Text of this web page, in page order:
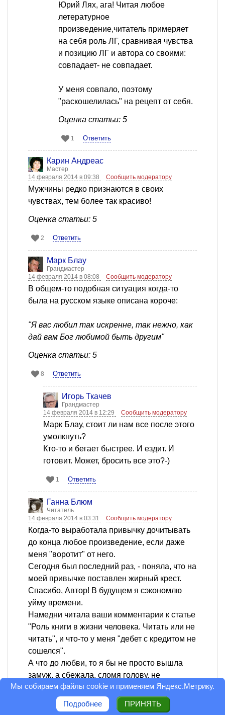
Юрий Лях, ага! Читая любое
летературное
произведение,читатель примеряет
на себя роль ЛГ, сравнивая чувства
и позицию ЛГ и автора со своими:
совпадает- не совпадает.
У меня совпало, поэтому
"раскошелилась" на рецепт от себя.
Оценка статьи: 5
1 Ответить
Карин Андреас
Мастер
14 февраля 2014 в 09:38
Сообщить модератору
Мужчины редко признаются в своих
чувствах, тем более так красиво!
Оценка статьи: 5
2 Ответить
Марк Блау
Грандмастер
14 февраля 2014 в 08:08
Сообщить модератору
В общем-то подобная ситуация когда-то
была на русском языке описана короче:
"Я вас любил так искренне, так нежно, как
дай вам Бог любимой быть другим"
Оценка статьи: 5
8 Ответить
Игорь Ткачев
Грандмастер
14 февраля 2014 в 12:29
Сообщить модератору
Марк Блау, стоит ли нам все после этого
умолкнуть?
Кто-то и бегает быстрее. И ездит. И
готовит. Может, бросить все это?-)
1 Ответить
Ганна Блюм
Читатель
14 февраля 2014 в 03:31
Сообщить модератору
Когда-то выработала привычку дочитывать
до конца любое произведение, если даже
меня "воротит" от него.
Сегодня был последний раз, - поняла, что на
моей привычке поставлен жирный крест.
Спасибо, Автор! В будущем я сэкономлю
уйму времени.
Намедни читала ваши комментарии к статье
"Роль книги в жизни человека. Читать или не
читать", и что-то у меня "дебет с кредитом не
сошелся".
А что до любви, то я бы не просто вышла
замуж, а сбежала, сломя голову, не
оглядываясь и "не касаясь тонким
шифоном".
"...Наши взгляды встречаются, зацепляются
Мы собираем файлы cookie и применяем Яндекс.Метрику.
Подробнее ПРИНЯТЬ